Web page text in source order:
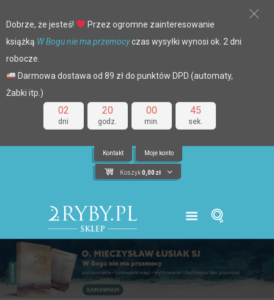
02
dni
20
godz.
00
min.
44
sek.
Dobrze, że jesteś!
Przez ogromne zainteresowanie
książką W Bogu nie ma przemocyczas wysyłki wynosi ok. 2 dni
robocze.
Darmowa dostawa od 89 zł do punktów DPD (automaty,
Żabki itp.)
Kontakt Moje konto
Koszyk 0,00 zł